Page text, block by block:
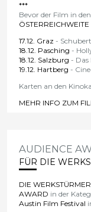
***
Bevor der Film in
17.12. Graz -
18.12. Pasching -
18.12. Salzburg -
19.12. Hartberg -
Karten an den
MEHR INFO ZUM
>
AUDIENCE
FÜR DIE
DIE WERKSTÜRMER
AWARD in der
Austin Film Festival